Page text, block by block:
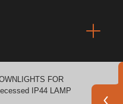
FOR
IP44 LAMP